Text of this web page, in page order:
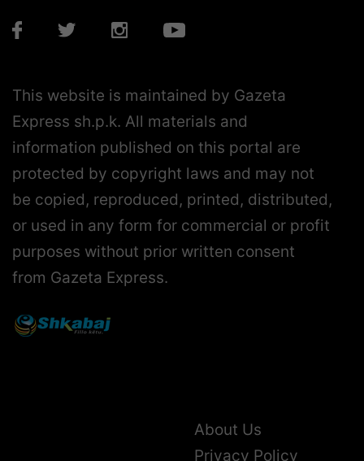
This website is maintained by Gazeta
Express sh.p.k. All materials and
information published on this portal are
protected by copyright laws and may not
be copied, reproduced, printed, distributed,
or used in any form for commercial or profit
purposes without prior written consent
from Gazeta Express.
About Us
Privacy Policy